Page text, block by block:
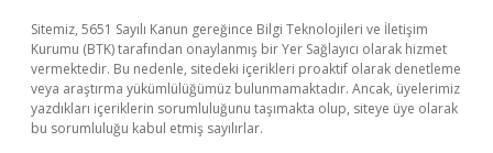
Sitemiz, 5651 Sayılı Kanun gereğince Bilgi Teknolojileri ve İletişim
Kurumu (BTK) tarafından onaylanmış bir Yer Sağlayıcı olarak hizmet
vermektedir. Bu nedenle, sitedeki içerikleri proaktif olarak denetleme
veya araştırma yükümlülüğümüz bulunmamaktadır. Ancak, üyelerimiz
yazdıkları içeriklerin sorumluluğunu taşımakta olup, siteye üye olarak
bu sorumluluğu kabul etmiş sayılırlar.